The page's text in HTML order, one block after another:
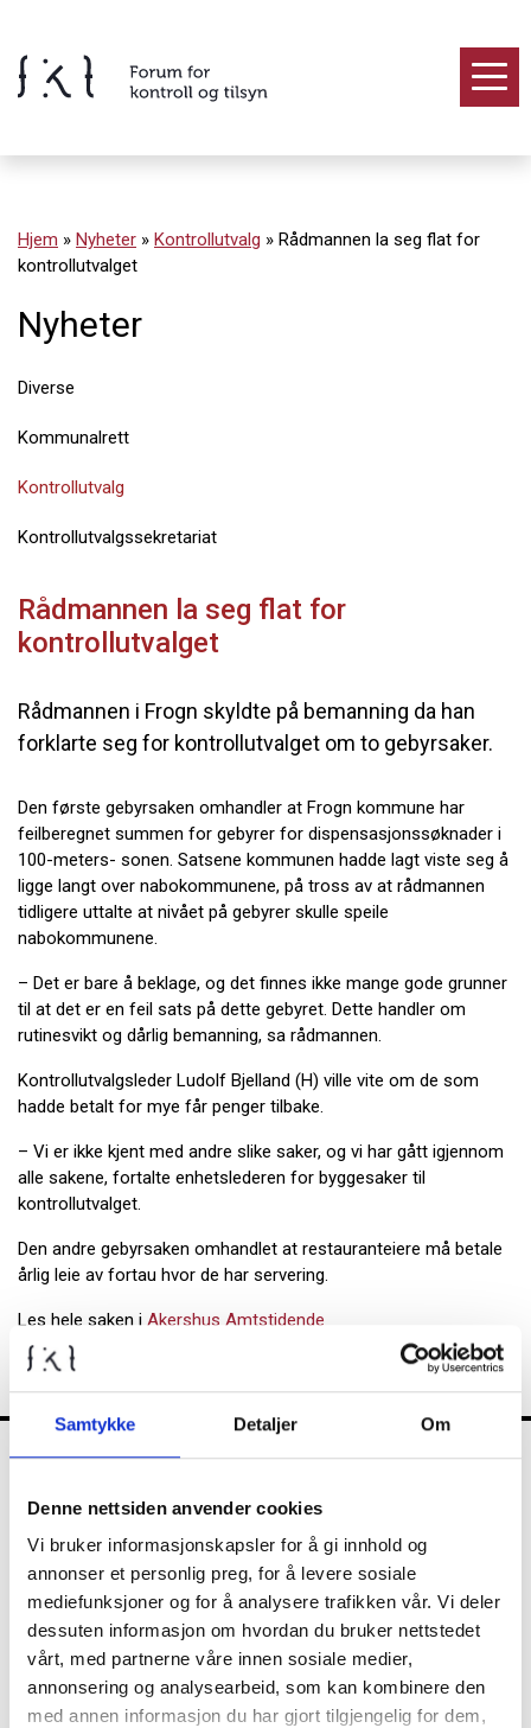
Samtykke Detaljer Om
Denne nettsiden anvender cookies
Vi bruker informasjonskapsler for å gi innhold og
annonser et personlig preg, for å levere sosiale
mediefunksjoner og for å analysere trafikken vår. Vi deler
dessuten informasjon om hvordan du bruker nettstedet
vårt, med partnerne våre innen sosiale medier,
annonsering og analysearbeid, som kan kombinere den
med annen informasjon du har gjort tilgjengelig for dem,
innholdet
Hjem » Nyheter » Kontrollutvalg » Rådmannen la seg flat for
kontrollutvalget
Nyheter
Diverse
Kommunalrett
Kontrollutvalg
Kontrollutvalgssekretariat
Rådmannen la seg flat for
kontrollutvalget
Rådmannen i Frogn skyldte på bemanning da han
forklarte seg for kontrollutvalget om to gebyrsaker.
Den første gebyrsaken omhandler at Frogn kommune har
feilberegnet summen for gebyrer for dispensasjonssøknader i
100-meters- sonen. Satsene kommunen hadde lagt viste seg å
ligge langt over nabokommunene, på tross av at rådmannen
tidligere uttalte at nivået på gebyrer skulle speile
nabokommunene.
– Det er bare å beklage, og det finnes ikke mange gode grunner
til at det er en feil sats på dette gebyret. Dette handler om
rutinesvikt og dårlig bemanning, sa rådmannen.
Kontrollutvalgsleder Ludolf Bjelland (H) ville vite om de som
hadde betalt for mye får penger tilbake.
– Vi er ikke kjent med andre slike saker, og vi har gått igjennom
alle sakene, fortalte enhetslederen for byggesaker til
kontrollutvalget.
Den andre gebyrsaken omhandlet at restauranteiere må betale
årlig leie av fortau hvor de har servering.
Les hele saken i Akershus Amtstidende
Kontrollutvalget
Nyheter